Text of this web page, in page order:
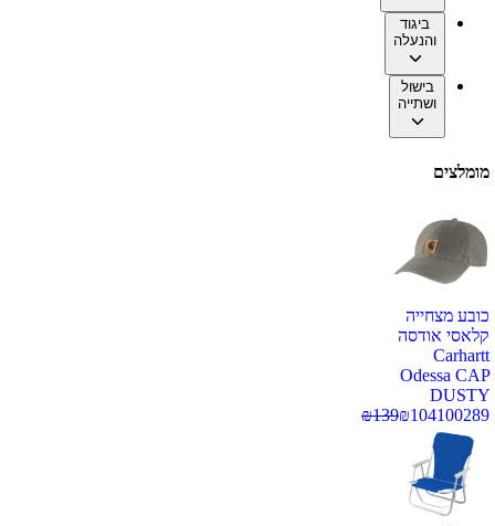
ביגוד
והנעלה
בישול
ושתייה
מומלצים
כובע מצחייה
קלאסי אודסה
Carhartt
Odessa CAP
DUSTY
100289
₪104
₪139